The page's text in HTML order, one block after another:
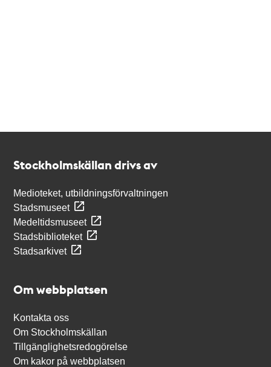
Stockholmskällan drivs av
Medioteket, utbildningsförvaltningen
Stadsmuseet
Medeltidsmuseet
Stadsbiblioteket
Stadsarkivet
Om webbplatsen
Kontakta oss
Om Stockholmskällan
Tillgänglighetsredogörelse
Om kakor på webbplatsen